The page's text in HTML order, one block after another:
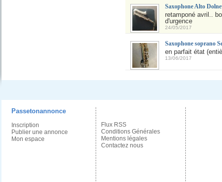
Saxophone Alto
retamponé avril..
d'urgence
24/05/2017
Saxophone soprano
en parfait état
13/06/2017
Passetonannonce
Inscription
Publier une annonce
Mon espace
Flux RSS
Conditions Générales
Mentions légales
Contactez nous